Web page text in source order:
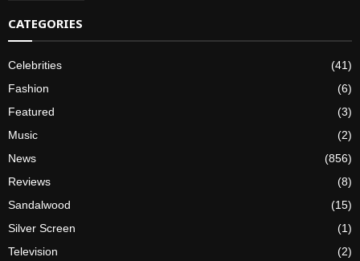
CATEGORIES
Celebrities
(41)
Fashion
(6)
Featured
(3)
Music
(2)
News
(856)
Reviews
(8)
Sandalwood
(15)
Silver Screen
(1)
Television
(2)